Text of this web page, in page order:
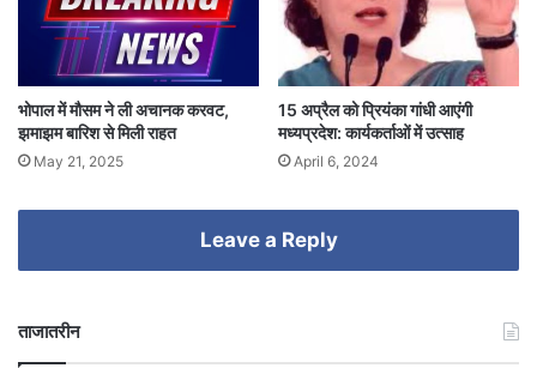
भोपाल में मौसम ने ली अचानक करवट,
झमाझम बारिश से मिली राहत
May 21, 2025
15 अप्रैल को प्रियंका गांधी आएंगी
मध्यप्रदेश: कार्यकर्ताओं में उत्साह
April 6, 2024
Leave a Reply
ताजातरीन